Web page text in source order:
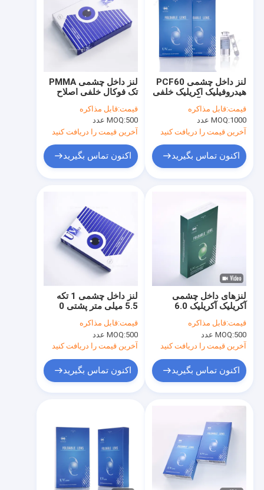
محصولات
درباره ما
تور کارخانه
لنز داخل چشمی PMMA
تک فوکال خلفی اصلاح
قیمت:قابل مذاکره
MOQ:500 عدد
آخرین قیمت را دریافت کنید
اکنون تماس بگیرید
لنز داخل چشمی PCF60
هیدروفیلیک اکریلیک خلفی
قیمت:قابل مذاکره
MOQ:1000 عدد
آخرین قیمت را دریافت کنید
اکنون تماس بگیرید
لنز داخل چشمی 1 تکه
5.5 میلی متر پشتی 0
PCIOL
قیمت:قابل مذاکره
MOQ:500 عدد
آخرین قیمت را دریافت کنید
اکنون تماس بگیرید
لنزهای داخل چشمی
آکریلیک آکریلیک 6.0
IOL
قیمت:قابل مذاکره
MOQ:500 عدد
آخرین قیمت را دریافت کنید
اکنون تماس بگیرید